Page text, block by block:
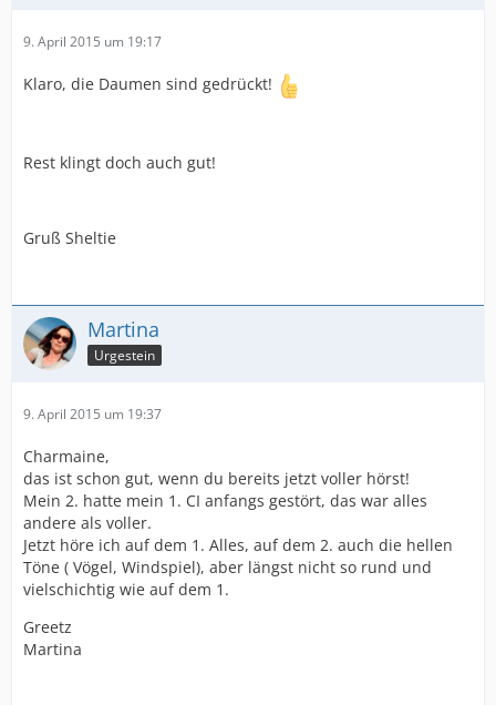
9. April 2015 um 19:17
Klaro, die Daumen sind gedrückt!
Rest klingt doch auch gut!
Gruß Sheltie
Martina
Urgestein
9. April 2015 um 19:37
Charmaine,
das ist schon gut, wenn du bereits jetzt voller hörst!
Mein 2. hatte mein 1. CI anfangs gestört, das war alles
andere als voller.
Jetzt höre ich auf dem 1. Alles, auf dem 2. auch die hellen
Töne ( Vögel, Windspiel), aber längst nicht so rund und
vielschichtig wie auf dem 1.
Greetz
Martina